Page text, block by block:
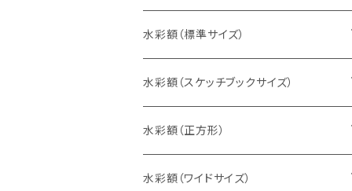
水彩額（標準サイズ）
インチ判（203×254ミリ）
八切判（242×303ミリ）
太子判（288×379ミリ）
水彩額（スケッチブックサイズ）
スケッチ4Ｆ（352×443ミリ）
スケッチ6Ｆ（458×550ミリ）
水彩額（正方形）
10cm正方形（100×100ミリ）
水彩額（ワイドサイズ）